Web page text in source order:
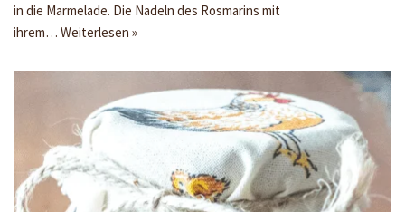
in die Marmelade. Die Nadeln des Rosmarins mit
ihrem… Weiterlesen »